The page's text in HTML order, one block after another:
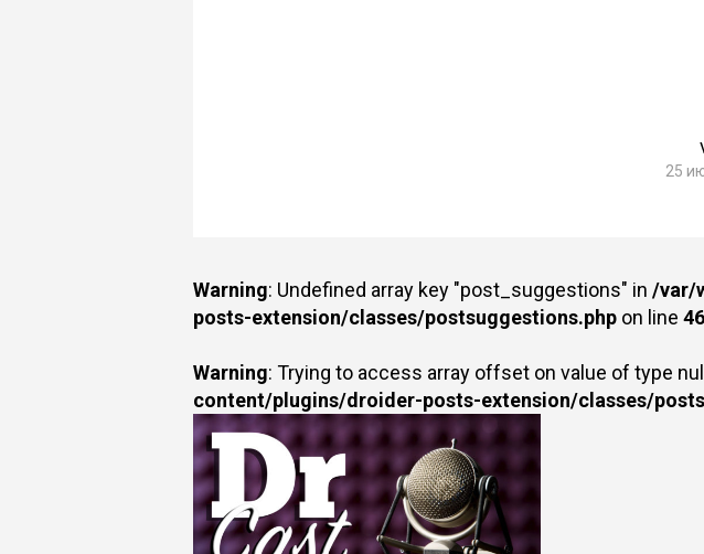
25
Warning: Undefined array key "post_suggestions" in /var/
posts-extension/classes/postsuggestions.phpon line 46
Warning: Trying to access array offset on value of type
content/plugins/droider-posts-extension/classes/